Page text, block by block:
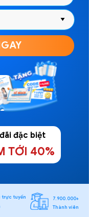
TỚI 40%
đặc biệt
7.900.000+
Thành viên
trực tuyến